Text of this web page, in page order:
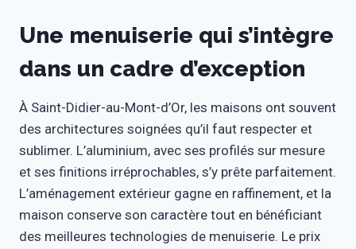
Une menuiserie qui s’intègre
dans un cadre d’exception
À Saint-Didier-au-Mont-d’Or, les maisons ont souvent
des architectures soignées qu’il faut respecter et
sublimer. L’aluminium, avec ses profilés sur mesure
et ses finitions irréprochables, s’y prête parfaitement.
L’aménagement extérieur gagne en raffinement, et la
maison conserve son caractère tout en bénéficiant
des meilleures technologies de menuiserie. Le prix